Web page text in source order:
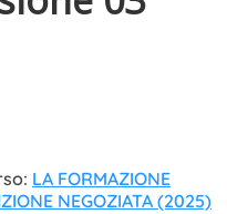
LA FORMAZIONE
NEGOZIATA (2025)